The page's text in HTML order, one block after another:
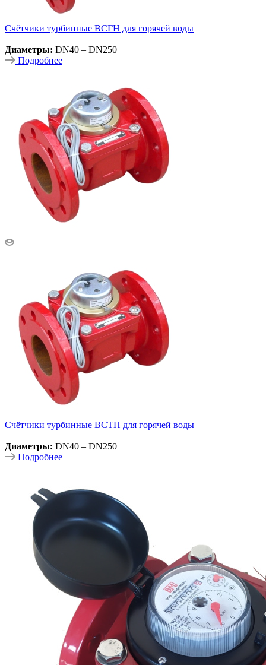
Счётчики турбинные ВСГН для горячей воды
Диаметры: DN40 – DN250
Подробнее
Счётчики турбинные ВСТН для горячей воды
Диаметры: DN40 – DN250
Подробнее